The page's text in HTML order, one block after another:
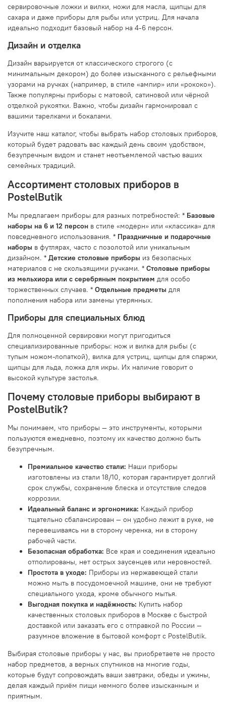
сервировочные ложки и вилки, ножи для масла, щипцы для
сахара и даже приборы для рыбы или устриц. Для начала
идеально подходит базовый набор на 4-6 персон.
Дизайн и отделка
Дизайн варьируется от классического строгого (с
минимальным декором) до более изысканного с рельефными
узорами на ручках (например, в стиле «ампир» или «рококо»).
Также популярны приборы с матовой, сатиновой или чёрной
отделкой рукоятки. Важно, чтобы дизайн гармонировал с
вашими тарелками и бокалами.
Изучите наш каталог, чтобы выбрать набор столовых приборов,
который будет радовать вас каждый день своим удобством,
безупречным видом и станет неотъемлемой частью ваших
семейных традиций.
Ассортимент столовых приборов в
PostelButik
Мы предлагаем приборы для разных потребностей: * Базовые
наборы на 6 и 12 персон в стиле «модерн» или «классика» для
повседневного использования. * Праздничные и подарочные
наборы в футлярах, часто с позолотой или уникальным
дизайном. * Детские столовые приборы из безопасных
материалов с не скользящими ручками. * Столовые приборы
из мельхиора или с серебряным покрытием для особо
торжественных случаев. * Отдельные предметы для
пополнения набора или замены утерянных.
Приборы для специальных блюд
Для полноценной сервировки могут пригодиться
специализированные приборы: нож и вилка для рыбы (с
тупым ножом-лопаткой), вилка для устриц, щипцы для спаржи,
щипцы для льда, ложка для икры. Их наличие говорит о
высокой культуре застолья.
Почему столовые приборы выбирают в
PostelButik?
Мы понимаем, что приборы — это инструменты, которыми
пользуются ежедневно, поэтому их качество должно быть
безупречным.
Премиальное качество стали: Наши приборы
изготовлены из стали 18/10, которая гарантирует долгий
срок службы, сохранение блеска и отсутствие следов
коррозии.
Идеальный баланс и эргономика: Каждый прибор
тщательно сбалансирован — он удобно лежит в руке, не
перевешиваясь ни в сторону черенка, ни в сторону
рабочей части.
Безопасная обработка: Все края и соединения идеально
отполированы, нет острых заусенцев или неровностей.
Простота в уходе: Приборы из нержавеющей стали
можно мыть в посудомоечной машине, они не требуют
специального ухода, кроме обычного мытья.
Выгодная покупка и надёжность: Купить набор
качественных столовых приборов в Москве с быстрой
доставкой или заказать его с отправкой по России —
разумное вложение в бытовой комфорт с PostelButik.
Выбирая столовые приборы у нас, вы приобретаете не просто
набор предметов, а верных спутников на многие годы,
которые будут сопровождать ваши завтраки, обеды и ужины,
делая каждый приём пищи немного более изысканным и
приятным.